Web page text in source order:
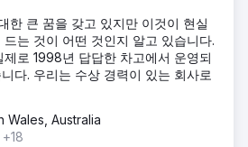
한 큰 꿈을 갖고 있지만 이것이 현실
는 것이 어떤 것인지 알고 있습니다.
로 1998년 답답한 차고에서 운영되
다. 우리는 수상 경력이 있는 회사로
Wales, Australia
+18